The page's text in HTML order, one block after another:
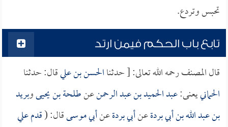
تحبس وتردع.
تابع باب الحكم فيمن ارتد
قال المصنف رحمه الله تعالى: [ حدثناالحسن بن عليقال: حدثنا
الحمانييعنى:عبد الحميد بن عبد الرحمنعنطلحة بن يحيىوبريد
بن عبد الله بن أبي بردةعنأبي بردةعنأبي موسىقال: (قدم علي